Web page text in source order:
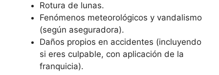
Rotura de lunas.
Fenómenos meteorológicos y vandalismo
(según aseguradora).
Daños propios en accidentes (incluyendo
si eres culpable, con aplicación de la
franquicia).